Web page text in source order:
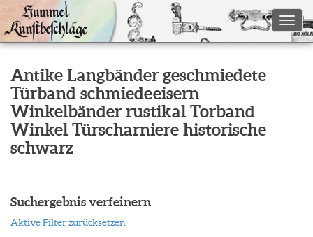
Antike Langbänder geschmiedete
Türband schmiedeeisern
Winkelbänder rustikal Torband
Winkel Türscharniere historische
schwarz
Suchergebnis verfeinern
Aktive Filter zurücksetzen